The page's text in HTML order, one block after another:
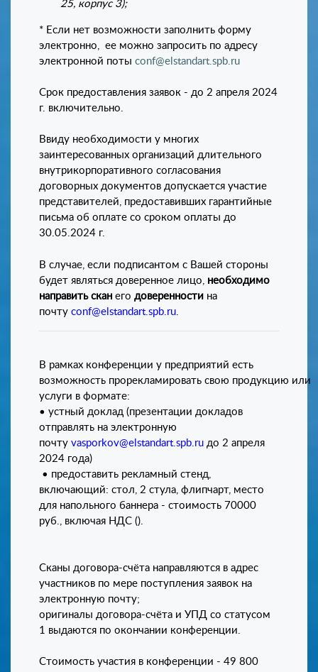
25, корпус 3);
* Если нет возможности заполнить форму
электронно, ее можно запросить по адресу
электронной поты conf@elstandart.spb.ru
Срок предоставления заявок - до 2 апреля 2024
г. включительно.
Ввиду необходимости у многих
заинтересованных организаций длительного
внутрикорпоративного согласования
договорных документов допускается участие
представителей, предоставивших гарантийные
письма об оплате со сроком оплаты до
30.05.2024 г.
В случае, если подписантом с Вашей стороны
будет являться доверенное лицо, необходимо
направить скан его доверенности на
почту conf@elstandart.spb.ru.
В рамках конференции у предприятий есть
возможность прорекламировать свою продукцию или
услуги в формате:
• устный доклад (презентации докладов
отправлять на электронную
почту vasporkov@elstandart.spb.ru до 2 апреля
2024 года)
• предоставить рекламный стенд,
включающий: стол, 2 стула, флипчарт, место
для напольного баннера - стоимость 70000
руб., включая НДС ().
Сканы договора-счёта направляются в адрес
участников по мере поступления заявок на
электронную почту;
оригиналы договора-счёта и УПД со статусом
1 выдаются по окончании конференции.
Стоимость участия в конференции - 49 800